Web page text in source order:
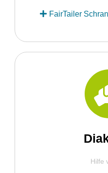
FairTailer
Hilfe